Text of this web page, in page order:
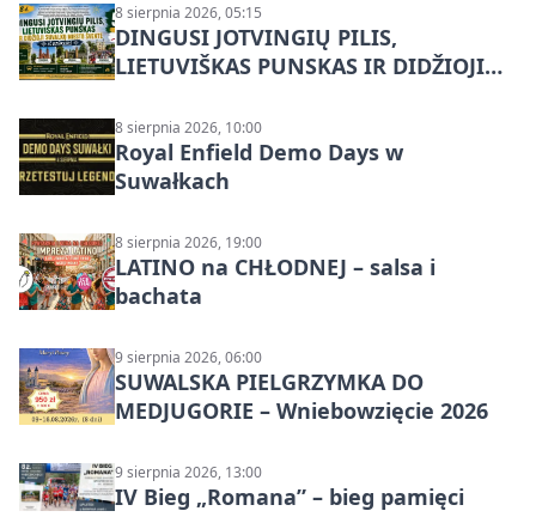
8 sierpnia 2026, 05:15
DINGUSI JOTVINGIŲ PILIS,
LIETUVIŠKAS PUNSKAS IR DIDŽIOJI
DZŪKIJOS – jednodienė kelionė
8 sierpnia 2026, 10:00
Royal Enfield Demo Days w
Suwałkach
8 sierpnia 2026, 19:00
LATINO na CHŁODNEJ – salsa i
bachata
9 sierpnia 2026, 06:00
SUWALSKA PIELGRZYMKA DO
MEDJUGORIE – Wniebowzięcie 2026
9 sierpnia 2026, 13:00
IV Bieg „Romana” – bieg pamięci